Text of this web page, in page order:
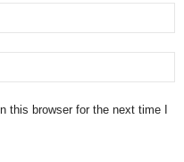
this browser for the next time I